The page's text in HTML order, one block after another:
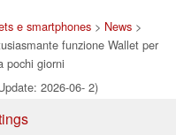
e smartphones > News >
funzione Wallet per
pochi giorni
2026-06- 2)